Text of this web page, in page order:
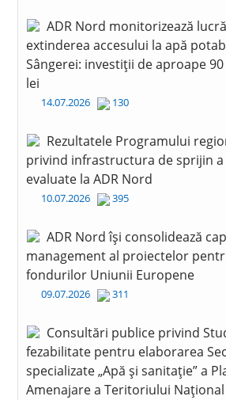
ADR Nord monitorizează
extinderea accesului la apă
Sângerei: investiții de aproape
lei
14.07.2026 130
Rezultatele Programului
privind infrastructura de sprijin
evaluate la ADR Nord
10.07.2026 395
ADR Nord își consolidează
management al proiectelor
fondurilor Uniunii Europene
09.07.2026 311
Consultări publice privind
fezabilitate pentru elaborarea
specializate „Apă și sanitație” a
Amenajare a Teritoriului Național